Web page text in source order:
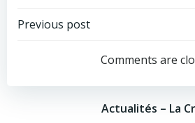
Post
navigation
Previous post
Comments are
Actualités – La